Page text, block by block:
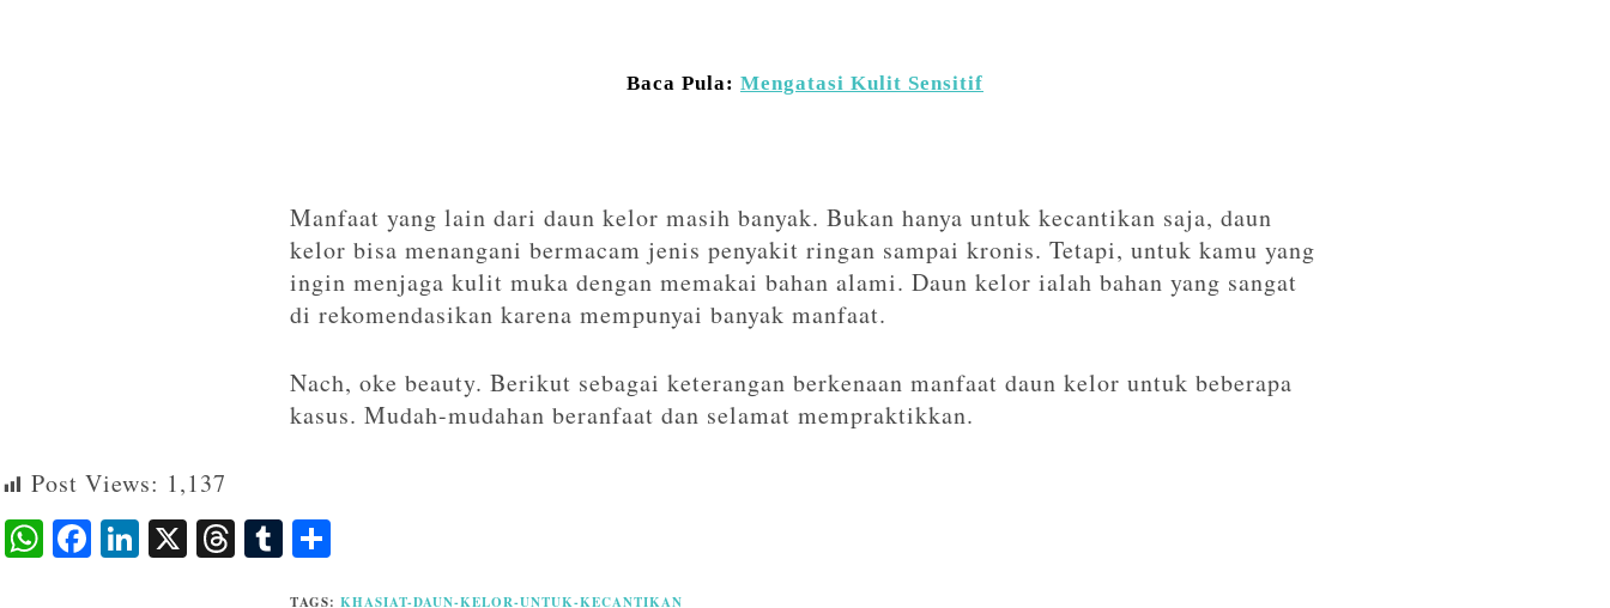
Baca Pula: Mengatasi Kulit Sensitif
Manfaat yang lain dari daun kelor masih banyak. Bukan hanya untuk kecantikan saja, daun
kelor bisa menangani bermacam jenis penyakit ringan sampai kronis. Tetapi, untuk kamu yang
ingin menjaga kulit muka dengan memakai bahan alami. Daun kelor ialah bahan yang sangat
di rekomendasikan karena mempunyai banyak manfaat.
Nach, oke beauty. Berikut sebagai keterangan berkenaan manfaat daun kelor untuk beberapa
kasus. Mudah-mudahan beranfaat dan selamat mempraktikkan.
Post Views: 1,137
W
ha
F
ac
Li
n
X T
hr
T
u
TAGS: KHASIAT-DAUN-KELOR-UNTUK-KECANTIKAN